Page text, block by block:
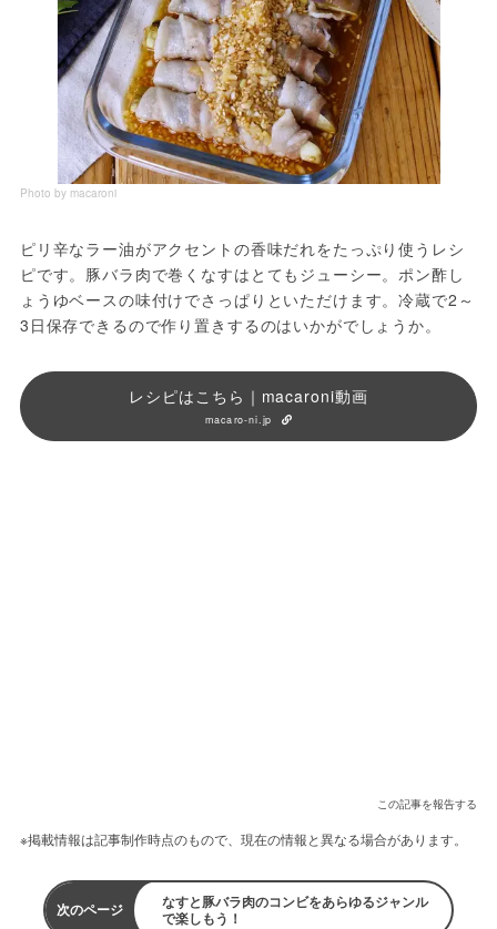
Photo by macaroni
ピリ辛なラー油がアクセントの香味だれをたっぷり使うレシ
ピです。豚バラ肉で巻くなすはとてもジューシー。ポン酢し
ょうゆベースの味付けでさっぱりといただけます。冷蔵で2～
3日保存できるので作り置きするのはいかがでしょうか。
レシピはこちら｜macaroni動画
macaro-ni.jp
この記事を報告する
※掲載情報は記事制作時点のもので、現在の情報と異なる場合があります。
次のページ
なすと豚バラ肉のコンビをあらゆるジャンル
で楽しもう！